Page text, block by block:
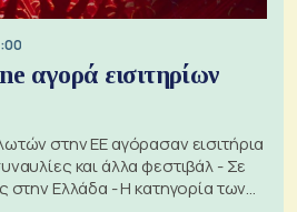
αγορά εισιτηρίων
στην ΕΕ αγόρασαν εισιτήρια
και άλλα φεστιβάλ - Σε
στην Ελλάδα - Η κατηγορία των